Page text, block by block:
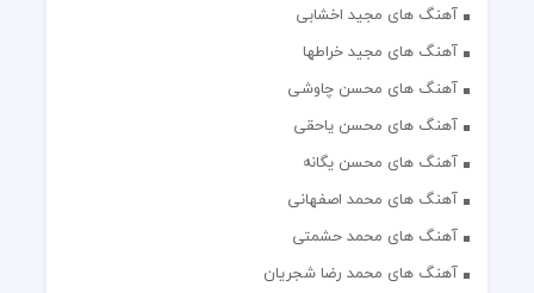
آهنگ های مجید اخشابی
آهنگ های مجید خراطها
آهنگ های محسن چاوشی
آهنگ های محسن یاحقی
آهنگ های محسن یگانه
آهنگ های محمد اصفهانی
آهنگ های محمد حشمتی
آهنگ های محمد رضا شجریان